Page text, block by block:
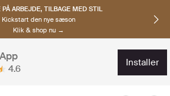
PÅ ARBEJDE, TILBAGE MED STIL
Kickstart den nye sæson
Klik & shop nu →
4.6
installer